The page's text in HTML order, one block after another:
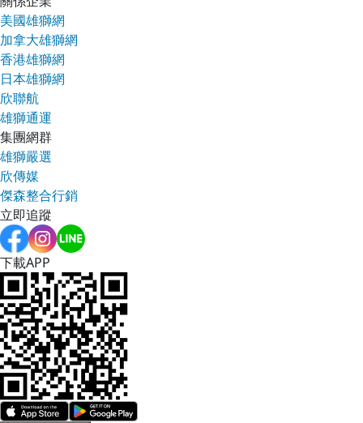
美國雄獅網
加拿大雄獅網
香港雄獅網
日本雄獅網
欣聯航
雄獅通運
集團網群
雄獅嚴選
欣傳媒
傑森整合行銷
立即追蹤
下載APP